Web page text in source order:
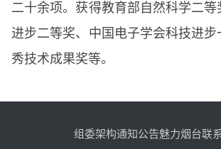
二十余项。获得教育部自然科学二
进步二等奖、中国电子学会科技进
秀技术成果奖等。
组委架构通知公告魅力烟台联